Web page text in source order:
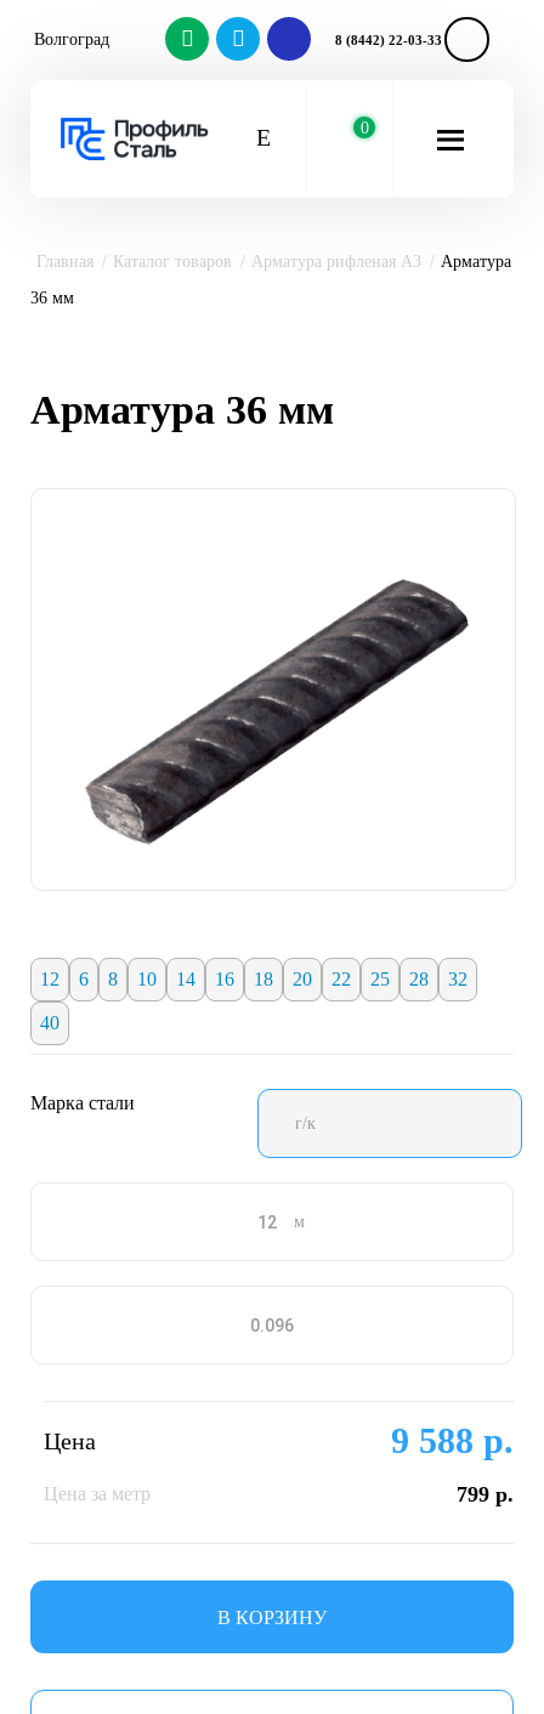
Волгоград 8 (8442) 22-03-33
0
Главная Каталог товаров Арматура рифленая А3
Арматура
36 мм
Арматура 36 мм
12 6 8 10 14 16 18 20 22 25 28 32
40
Марка стали
г/к
м
Цена 9 588 р.
Цена за метр 799 р.
В КОРЗИНУ